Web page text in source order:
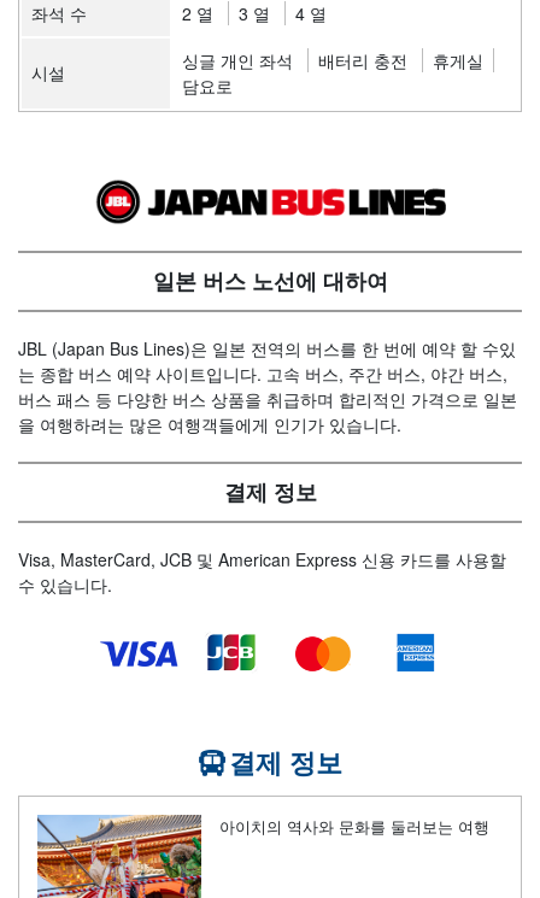
좌석 수
2 열 3 열 4 열
시설 싱글 개인 좌석 배터리 충전
휴게실
담요로
일본 버스 노선에 대하여
JBL (Japan Bus Lines)은 일본 전역의 버스를 한 번에 예약 할 수있
는 종합 버스 예약 사이트입니다. 고속 버스, 주간 버스, 야간 버스,
버스 패스 등 다양한 버스 상품을 취급하며 합리적인 가격으로 일본
을 여행하려는 많은 여행객들에게 인기가 있습니다.
결제 정보
Visa, MasterCard, JCB 및 American Express 신용 카드를 사용할
수 있습니다.
결제 정보
아이치의 역사와 문화를 둘러보는 여행